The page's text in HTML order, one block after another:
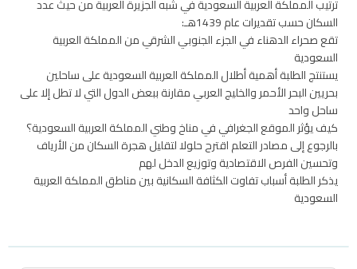
ترتيب المملكة العربية السعودية في شبه الجزيرة العربية من حيث عدد
السكان حسب تقديرات عام 1439هـ:
تقع صحراء الدهناء في الجزء الجنوبي الشرقي من المملكة العربية
السعودية
يستنتج الطلبة أهمية أطلال المملكة العربية السعودية على ساحلين
بحريين البحر الأحمر والخليج العربي مقارنة ببعض الدول التي لا تطل إلا على
ساحل واحد
كيف يؤثر الموقع الجغرافي في مناخ وطني المملكة العربية السعودية؟
بالرجوع إلى مصادر التعلم اقترح حلولا لتقليل هجرة السكان من الأرياف
وتحسين الفرص الاقتصادية وتوزيع الدخل لهم
يذكر الطلبة أسباب تفاوت الكثافة السكانية بين مناطق المملكة العربية
السعودية